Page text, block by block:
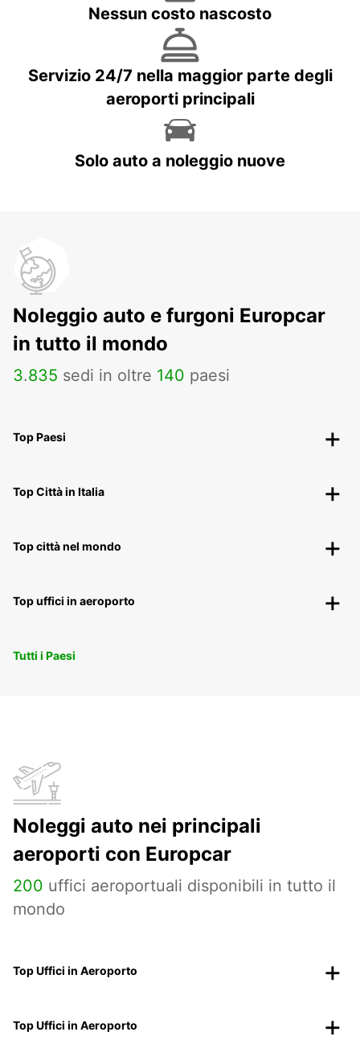
Nessun costo nascosto
Servizio 24/7 nella maggior parte degli
aeroporti principali
Solo auto a noleggio nuove
Noleggio auto e furgoni Europcar
in tutto il mondo
3.835 sedi in oltre 140 paesi
Top Paesi
Top Città in Italia
Top città nel mondo
Top uffici in aeroporto
Tutti i Paesi
Noleggi auto nei principali
aeroporti con Europcar
200 uffici aeroportuali disponibili in tutto il
mondo
Top Uffici in Aeroporto
Top Uffici in Aeroporto